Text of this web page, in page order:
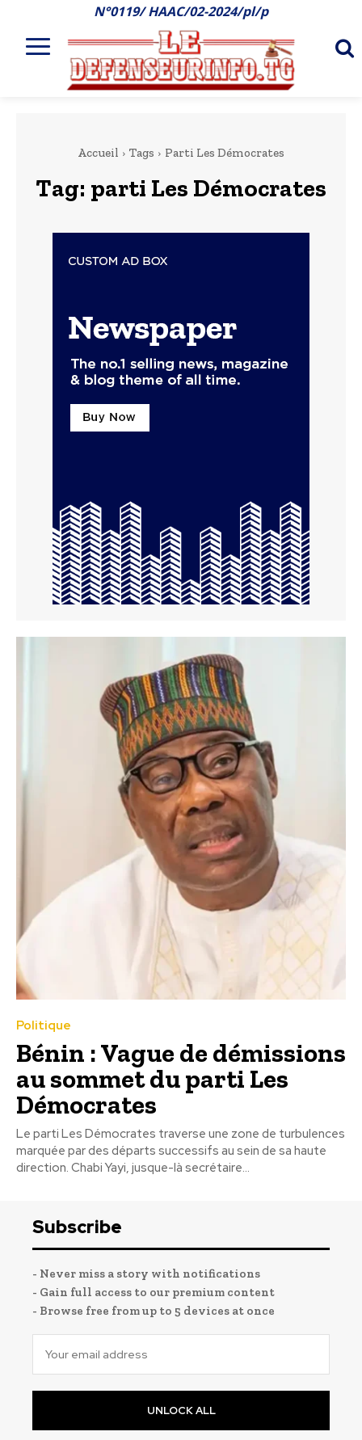
N°0119/ HAAC/02-2024/pl/p
Accueil Tags Parti Les Démocrates
Tag: parti Les Démocrates
Politique
Bénin : Vague de démissions
au sommet du parti Les
Démocrates
Le parti Les Démocrates traverse une zone de turbulences
marquée par des départs successifs au sein de sa haute
direction. Chabi Yayi, jusque-là secrétaire...
Subscribe
- Never miss a story with notifications
- Gain full access to our premium content
- Browse free from up to 5 devices at once
UNLOCK ALL